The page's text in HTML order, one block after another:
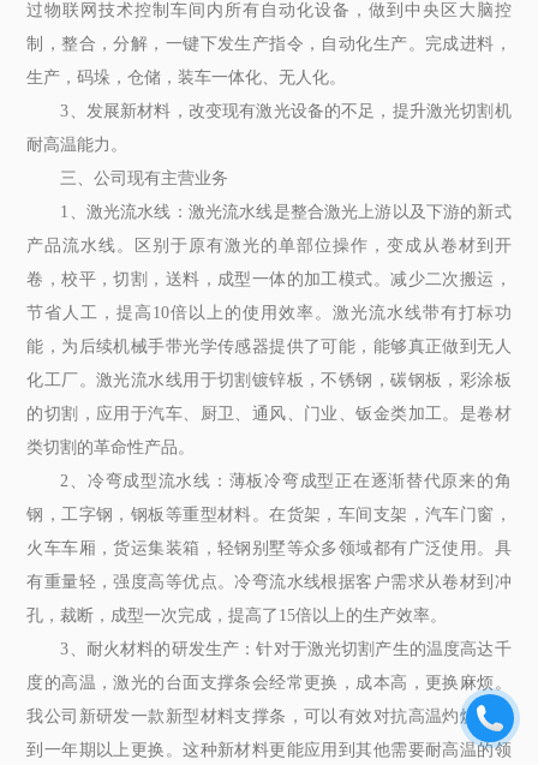
过物联网技术控制车间内所有自动化设备，做到中央区大脑控
制，整合，分解，一键下发生产指令，自动化生产。完成进料，
生产，码垛，仓储，装车一体化、无人化。
3、发展新材料，改变现有激光设备的不足，提升激光切割机
耐高温能力。
三、公司现有主营业务
1、激光流水线：激光流水线是整合激光上游以及下游的新式
产品流水线。区别于原有激光的单部位操作，变成从卷材到开
卷，校平，切割，送料，成型一体的加工模式。减少二次搬运，
节省人工，提高10倍以上的使用效率。激光流水线带有打标功
能，为后续机械手带光学传感器提供了可能，能够真正做到无人
化工厂。激光流水线用于切割镀锌板，不锈钢，碳钢板，彩涂板
的切割，应用于汽车、厨卫、通风、门业、钣金类加工。是卷材
类切割的革命性产品。
2、冷弯成型流水线：薄板冷弯成型正在逐渐替代原来的角
钢，工字钢，钢板等重型材料。在货架，车间支架，汽车门窗，
火车车厢，货运集装箱，轻钢别墅等众多领域都有广泛使用。具
有重量轻，强度高等优点。冷弯流水线根据客户需求从卷材到冲
孔，裁断，成型一次完成，提高了15倍以上的生产效率。
3、耐火材料的研发生产：针对于激光切割产生的温度高达千
度的高温，激光的台面支撑条会经常更换，成本高，更换麻烦。
我公司新研发一款新型材料支撑条，可以有效对抗高温灼烧，做
到一年期以上更换。这种新材料更能应用到其他需要耐高温的领